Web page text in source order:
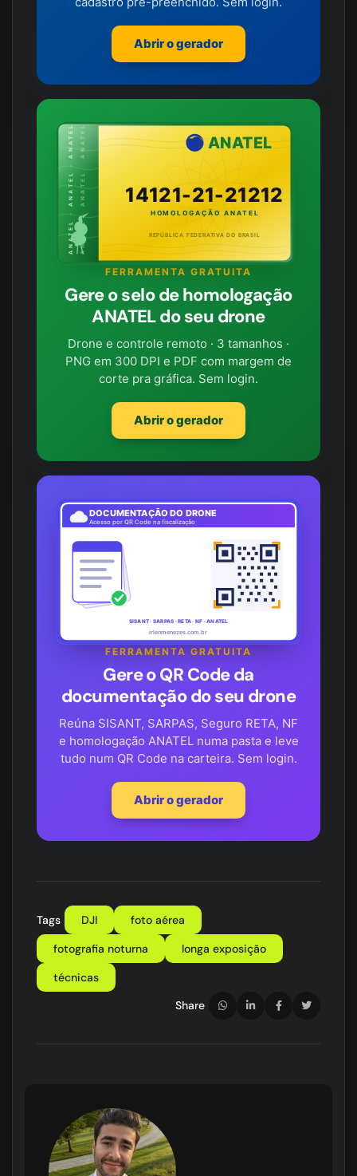
Abrir o gerador
ANATEL · ANATEL · ANATELANATEL · ANATEL · ANATEL ANATEL
14121-21-21212
HOMOLOGAÇÃO ANATEL
REPÚBLICA FEDERATIVA DO BRASIL
FERRAMENTA GRATUITA
Gere o selo de homologação
ANATEL do seu drone
Drone e controle remoto · 3 tamanhos ·
PNG em 300 DPI e PDF com margem de
corte pra gráfica. Sem login.
Abrir o gerador
DOCUMENTAÇÃO DO DRONE
Acesso por QR Code na fiscalização
SISANT · SARPAS · RETA · NF · ANATEL
irlenmenezes.com.br
FERRAMENTA GRATUITA
Gere o QR Code da
documentação do seu drone
Reúna SISANT, SARPAS, Seguro RETA, NF
e homologação ANATEL numa pasta e leve
tudo num QR Code na carteira. Sem login.
Abrir o gerador
Tags DJI
foto aérea
fotografia noturna
longa exposição
técnicas
Share